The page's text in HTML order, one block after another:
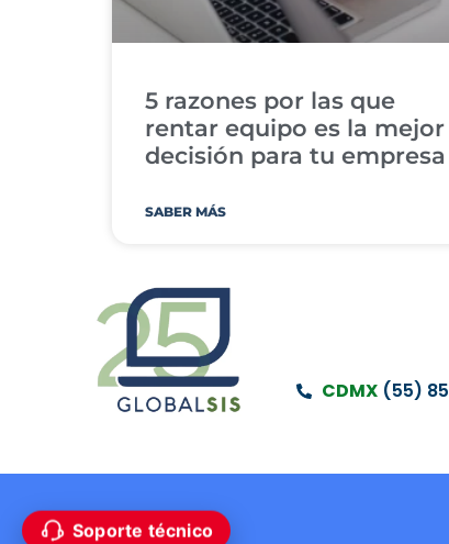
5 razones por las que
rentar equipo es la mejor
decisión para tu empresa
SABER MÁS
CDMX(55)
Soporte técnico